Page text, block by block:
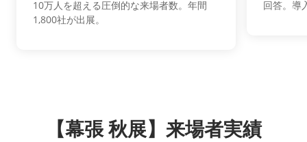
10万人を超える圧倒的な来場者数。年間
1,800社が出展。
回答。導
【幕張 秋展】来場者実績